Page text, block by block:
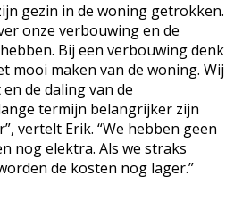
gezin in de woning getrokken.
onze verbouwing en de
Bij een verbouwing denk
mooi maken van de woning. Wij
de daling van de
termijn belangrijker zijn
vertelt Erik. “We hebben geen
nog elektra. Als we straks
de kosten nog lager.”